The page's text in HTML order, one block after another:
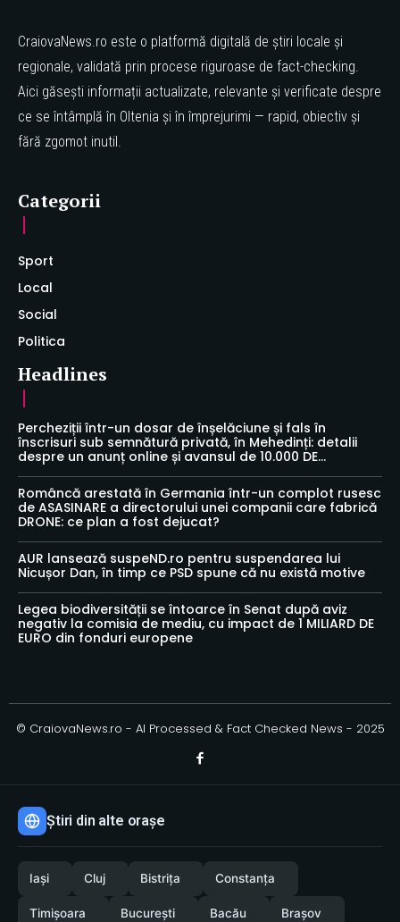
CraiovaNews.ro este o platformă digitală de știri locale și
regionale, validată prin procese riguroase de fact-checking.
Aici găsești informații actualizate, relevante și verificate despre
ce se întâmplă în Oltenia și în împrejurimi — rapid, obiectiv și
fără zgomot inutil.
Categorii
Sport
Local
Social
Politica
Headlines
Percheziții într-un dosar de înșelăciune și fals în
înscrisuri sub semnătură privată, în Mehedinți: detalii
despre un anunț online și avansul de 10.000 DE...
Româncă arestată în Germania într-un complot rusesc
de ASASINARE a directorului unei companii care fabrică
DRONE: ce plan a fost dejucat?
AUR lansează suspeND.ro pentru suspendarea lui
Nicușor Dan, în timp ce PSD spune că nu există motive
Legea biodiversității se întoarce în Senat după aviz
negativ la comisia de mediu, cu impact de 1 MILIARD DE
EURO din fonduri europene
© CraiovaNews.ro - AI Processed & Fact Checked News - 2025
Știri din alte orașe
Iași Cluj Bistrița Constanța
Timișoara București Bacău Brașov